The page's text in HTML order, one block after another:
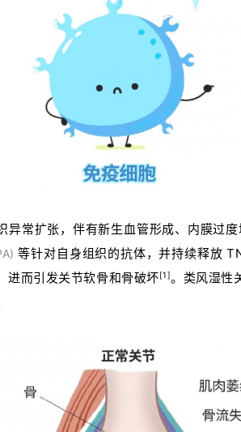
异常扩张，伴有新生血管形成、内膜过
等针对自身组织的抗体，并持续释放
进而引发关节软骨和骨破坏[1]。 类风湿性